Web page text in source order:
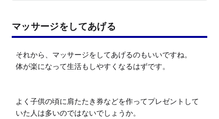
マッサージをしてあげる
それから、マッサージをしてあげるのもいいですね。
体が楽になって生活もしやすくなるはずです。
よく子供の頃に肩たたき券などを作ってプレゼントして
いた人は多いのではないでしょうか。